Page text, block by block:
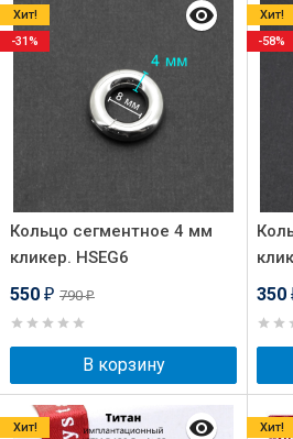
Кольцо сегментное 4 мм
кликер. HSEG6
550 ₽ 790₽
В корзину
Хит!
-31%
350
Хит!
-58%
Хит! Хит!